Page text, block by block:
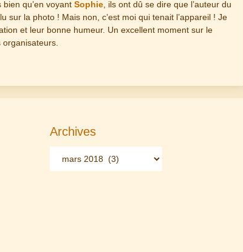
qu’en voyant Sophie, ils ont dû se dire que l’auteur du
sur la photo ! Mais non, c’est moi qui tenait l’appareil ! Je
et leur bonne humeur. Un excellent moment sur le
Archives